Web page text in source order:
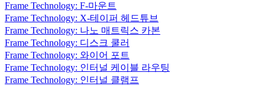
Frame Technology: F-마운트
Frame Technology: X-테이퍼 헤드튜브
Frame Technology: 나노 매트릭스 카본
Frame Technology: 디스크 쿨러
Frame Technology: 와이어 포트
Frame Technology: 인터널 케이블 라우팅
Frame Technology: 인터널 클램프